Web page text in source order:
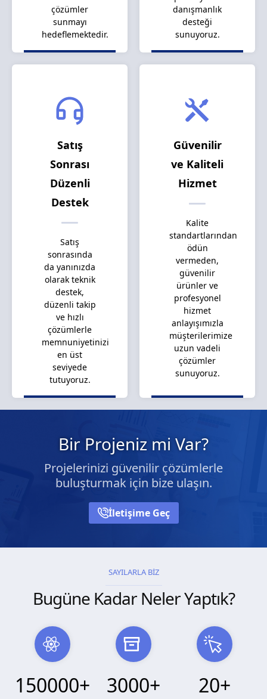
çözümler
sunmayı
hedeflemektedir.
danışmanlık
desteği
sunuyoruz.
Satış
Sonrası
Düzenli
Destek
Satış
sonrasında
da yanınızda
olarak teknik
destek,
düzenli takip
ve hızlı
çözümlerle
memnuniyetinizi
en üst
seviyede
tutuyoruz.
Güvenilir
ve Kaliteli
Hizmet
Kalite
standartlarından
ödün
vermeden,
güvenilir
ürünler ve
profesyonel
hizmet
anlayışımızla
müşterilerimize
uzun vadeli
çözümler
sunuyoruz.
Bir Projeniz mi Var?
Projelerinizi güvenilir çözümlerle
buluşturmak için bize ulaşın.
İletişime Geç
SAYILARLA BİZ
Bugüne Kadar Neler Yaptık?
150000+ 3000+ 20+